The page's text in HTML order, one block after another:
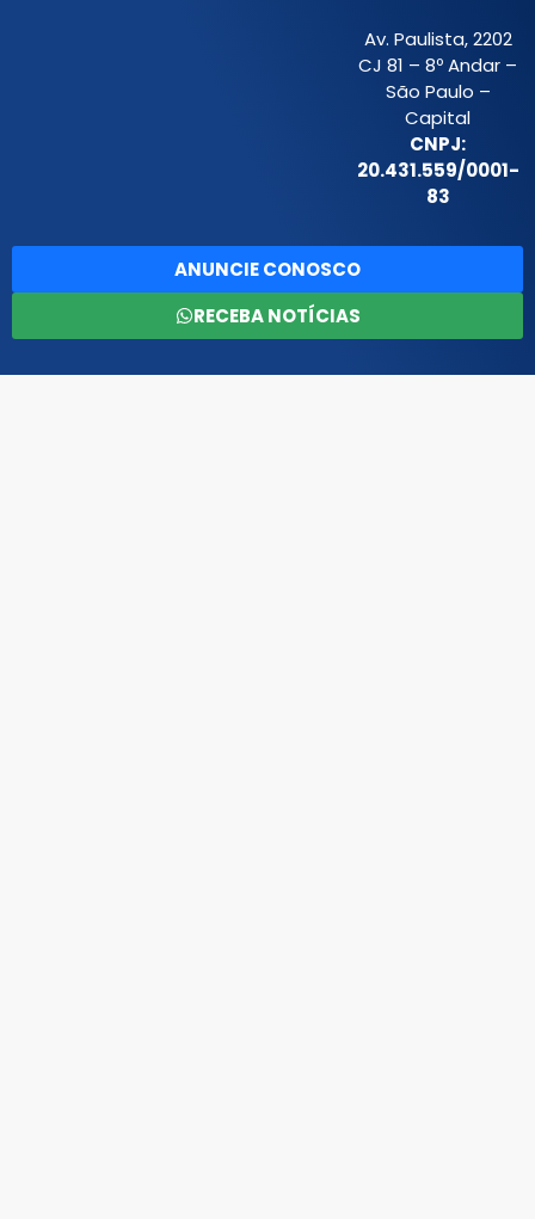
Av. Paulista, 2202
CJ 81 – 8º Andar –
São Paulo –
Capital
CNPJ:
20.431.559/0001-
83
ANUNCIE CONOSCO
RECEBA NOTÍCIAS